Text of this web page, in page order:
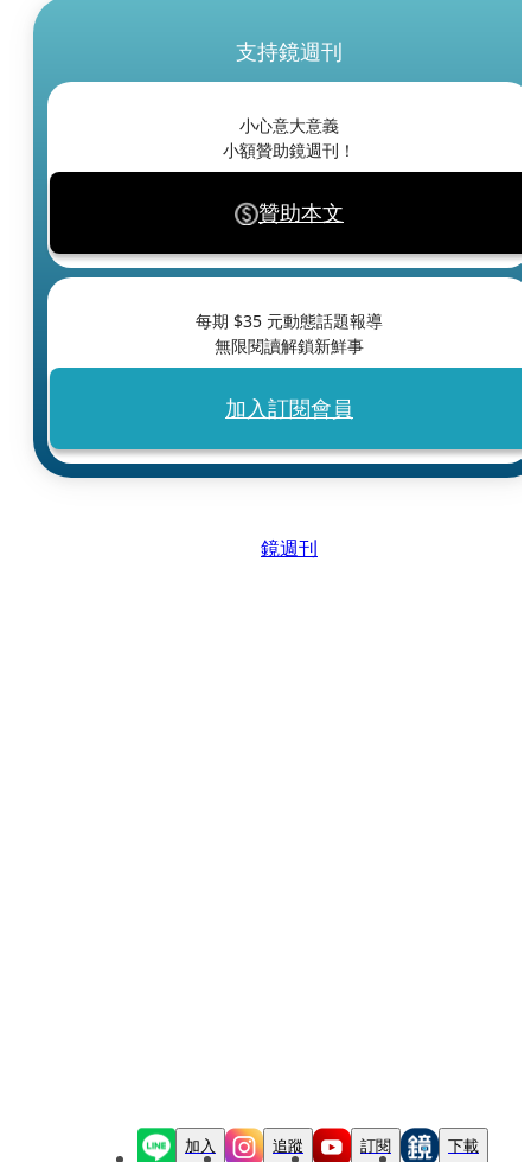
支持鏡週刊
小心意大意義
小額贊助鏡週刊！
贊助本文
每期 $35 元動態話題報導
無限閱讀解鎖新鮮事
加入訂閱會員
鏡週刊
加入 追蹤 訂閱 下載